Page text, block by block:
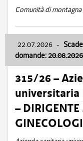
Comunità di montagna
22.07.2026 -
domande: 20.08.2026
315/26 –
universitaria
–